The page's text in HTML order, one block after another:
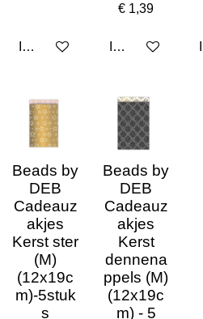
In winkelwagen
€ 1,39
In winkelwagen
Beads by
DEB
Cadeauz
akjes
Kerst ster
(M)
(12x19c
m)-5stuk
s
Beads by
DEB
Cadeauz
akjes
Kerst
dennena
ppels (M)
(12x19c
m) - 5